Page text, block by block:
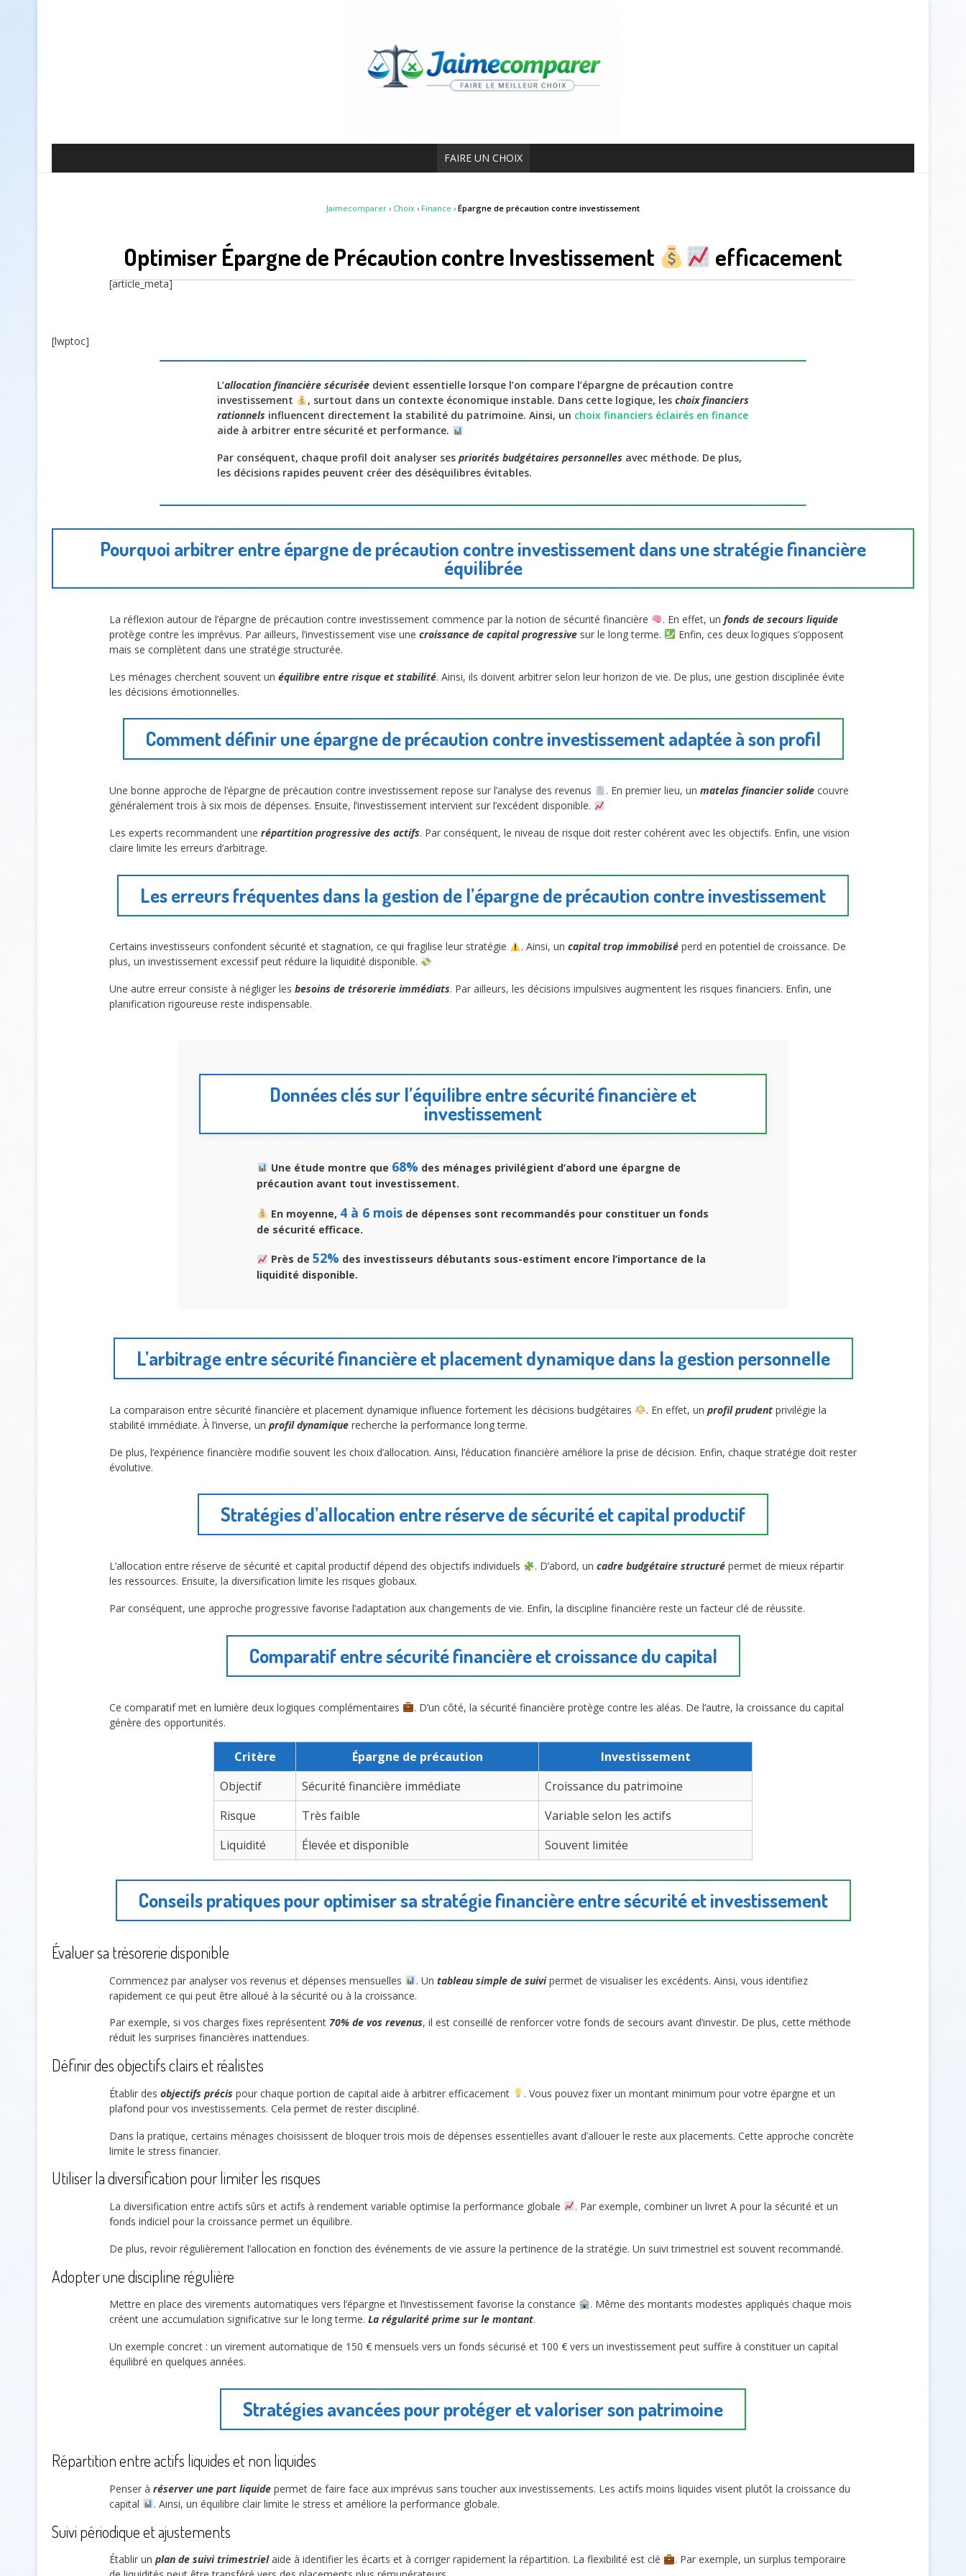
FAIRE UN CHOIX
Jaimecomparer › Choix › Finance › Épargne de précaution contre investissement
Optimiser Épargne de Précaution contre Investissement efficacement
[article_meta]
[lwptoc]
L’allocation financière sécurisée devient essentielle lorsque l’on compare l’épargne de précaution contre
investissement
, surtout dans un contexte économique instable. Dans cette logique, les choix financiers
rationnels influencent directement la stabilité du patrimoine. Ainsi, un choix financiers éclairés en finance
aide à arbitrer entre sécurité et performance.
Par conséquent, chaque profil doit analyser ses priorités budgétaires personnelles avec méthode. De plus,
les décisions rapides peuvent créer des déséquilibres évitables.
Pourquoi arbitrer entre épargne de précaution contre investissement dans une stratégie financière
équilibrée
La réflexion autour de l’épargne de précaution contre investissement commence par la notion de sécurité financière . En effet, un fonds de secours liquide
protège contre les imprévus. Par ailleurs, l’investissement vise une croissance de capital progressive sur le long terme.
Enfin, ces deux logiques s’opposent
mais se complètent dans une stratégie structurée.
Les ménages cherchent souvent un équilibre entre risque et stabilité. Ainsi, ils doivent arbitrer selon leur horizon de vie. De plus, une gestion disciplinée évite
les décisions émotionnelles.
Comment définir une épargne de précaution contre investissement adaptée à son profil
Une bonne approche de l’épargne de précaution contre investissement repose sur l’analyse des revenus . En premier lieu, un matelas financier solidecouvre
généralement trois à six mois de dépenses. Ensuite, l’investissement intervient sur l’excédent disponible.
Les experts recommandent une répartition progressive des actifs. Par conséquent, le niveau de risque doit rester cohérent avec les objectifs. Enfin, une vision
claire limite les erreurs d’arbitrage.
Les erreurs fréquentes dans la gestion de l’épargne de précaution contre investissement
Certains investisseurs confondent sécurité et stagnation, ce qui fragilise leur stratégie . Ainsi, un capital trop immobiliséperd en potentiel de croissance. De
plus, un investissement excessif peut réduire la liquidité disponible.
Une autre erreur consiste à négliger les besoins de trésorerie immédiats. Par ailleurs, les décisions impulsives augmentent les risques financiers. Enfin, une
planification rigoureuse reste indispensable.
Données clés sur l’équilibre entre sécurité financière et
investissement
Une étude montre que 68% des ménages privilégient d’abord une épargne de
précaution avant tout investissement.
En moyenne, 4 à 6 moisde dépenses sont recommandés pour constituer un fonds
de sécurité efficace.
Près de 52% des investisseurs débutants sous-estiment encore l’importance de la
liquidité disponible.
L’arbitrage entre sécurité financière et placement dynamique dans la gestion personnelle
La comparaison entre sécurité financière et placement dynamique influence fortement les décisions budgétaires . En effet, un profil prudentprivilégie la
stabilité immédiate. À l’inverse, un profil dynamique recherche la performance long terme.
De plus, l’expérience financière modifie souvent les choix d’allocation. Ainsi, l’éducation financière améliore la prise de décision. Enfin, chaque stratégie doit rester
évolutive.
Stratégies d’allocation entre réserve de sécurité et capital productif
L’allocation entre réserve de sécurité et capital productif dépend des objectifs individuels . D’abord, un cadre budgétaire structurépermet de mieux répartir
les ressources. Ensuite, la diversification limite les risques globaux.
Par conséquent, une approche progressive favorise l’adaptation aux changements de vie. Enfin, la discipline financière reste un facteur clé de réussite.
Comparatif entre sécurité financière et croissance du capital
Ce comparatif met en lumière deux logiques complémentaires
. D’un côté, la sécurité financière protège contre les aléas. De l’autre, la croissance du capital
génère des opportunités.
Critère Épargne de précaution
Investissement
Objectif
Sécurité financière immédiate
Croissance du patrimoine
Risque
Très faible
Variable selon les actifs
Liquidité
Élevée et disponible Souvent limitée
Conseils pratiques pour optimiser sa stratégie financière entre sécurité et investissement
Évaluer sa trésorerie disponible
Commencez par analyser vos revenus et dépenses mensuelles . Un tableau simple de suivipermet de visualiser les excédents. Ainsi, vous identifiez
rapidement ce qui peut être alloué à la sécurité ou à la croissance.
Par exemple, si vos charges fixes représentent 70% de vos revenus, il est conseillé de renforcer votre fonds de secours avant d’investir. De plus, cette méthode
réduit les surprises financières inattendues.
Définir des objectifs clairs et réalistes
Établir des objectifs précis pour chaque portion de capital aide à arbitrer efficacement
. Vous pouvez fixer un montant minimum pour votre épargne et un
plafond pour vos investissements. Cela permet de rester discipliné.
Dans la pratique, certains ménages choisissent de bloquer trois mois de dépenses essentielles avant d’allouer le reste aux placements. Cette approche concrète
limite le stress financier.
Utiliser la diversification pour limiter les risques
La diversification entre actifs sûrs et actifs à rendement variable optimise la performance globale
. Par exemple, combiner un livret A pour la sécurité et un
fonds indiciel pour la croissance permet un équilibre.
De plus, revoir régulièrement l’allocation en fonction des événements de vie assure la pertinence de la stratégie. Un suivi trimestriel est souvent recommandé.
Adopter une discipline régulière
Mettre en place des virements automatiques vers l’épargne et l’investissement favorise la constance
. Même des montants modestes appliqués chaque mois
créent une accumulation significative sur le long terme. La régularité prime sur le montant.
Un exemple concret : un virement automatique de 150 € mensuels vers un fonds sécurisé et 100 € vers un investissement peut suffire à constituer un capital
équilibré en quelques années.
Stratégies avancées pour protéger et valoriser son patrimoine
Répartition entre actifs liquides et non liquides
Penser à réserver une part liquide permet de faire face aux imprévus sans toucher aux investissements. Les actifs moins liquides visent plutôt la croissance du
capital
. Ainsi, un équilibre clair limite le stress et améliore la performance globale.
Suivi périodique et ajustements
Établir un plan de suivi trimestrielaide à identifier les écarts et à corriger rapidement la répartition. La flexibilité est clé
. Par exemple, un surplus temporaire